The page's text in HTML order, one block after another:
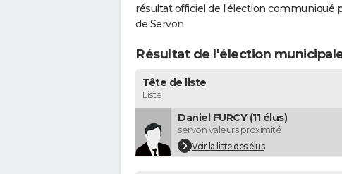
résultat officiel de l'élection communiqué
de Servon.
Résultat de l'élection
Tête de liste
Liste
Daniel FURCY (11 élus)
servon valeurs proximité
Voir la liste des élus